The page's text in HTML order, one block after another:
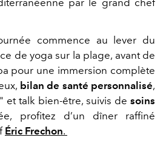
commence au lever du
de yoga sur la plage, avant de
pour une immersion complète
bilan de santé personnalisé,
et talk bien-être, suivis de soins
profitez d’un dîner raffiné
Éric Frechon.